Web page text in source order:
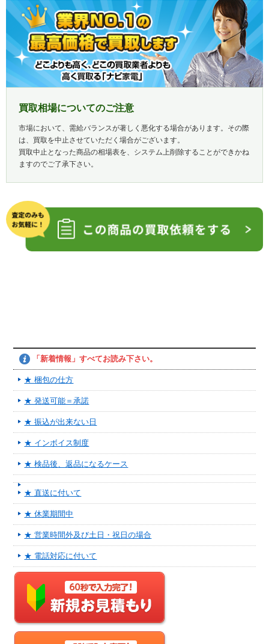
買取相場についてのご注意
市場において、需給バランスが著しく悪化する場合があります。その際
は、買取を中止させていただく場合がございます。
買取中止となった商品の相場表を、システム上削除することができかね
ますのでご了承下さい。
「新着情報」すべてお読み下さい。
★ 梱包の仕方
★ 発送可能＝承諾
★ 振込が出来ない日
★ インボイス制度
★ 検品後、返品になるケース
★ 直送に付いて
★ 休業期間中
★ 営業時間外及び土日・祝日の場合
★ 電話対応に付いて